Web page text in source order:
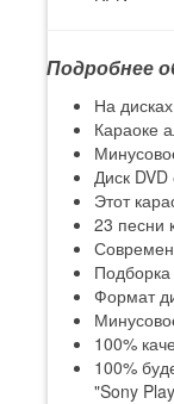
Подробнее
На
Караоке
Диск
Этот
23 песни
Формат
100%
100%
"Sony